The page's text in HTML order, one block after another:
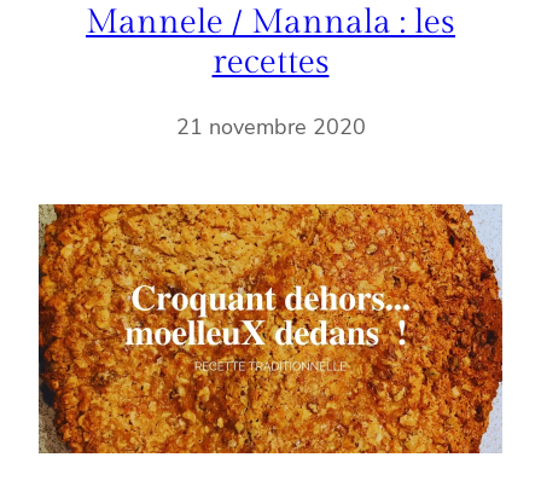
Mannele / Mannala : les
recettes
21 novembre 2020